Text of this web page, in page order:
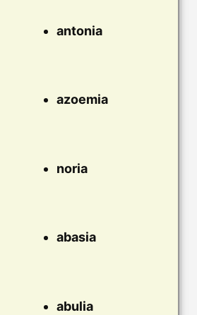
antonia
azoemia
noria
abasia
abulia